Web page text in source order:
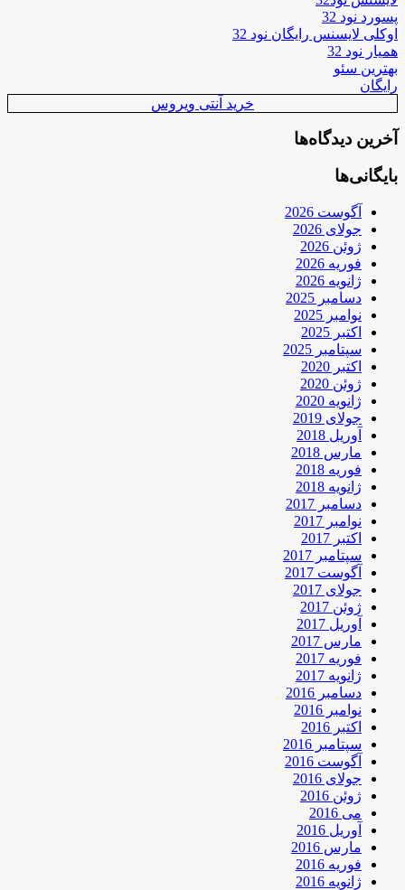
پسورد نود 32
اوکلی لایسنس رایگان نود 32
همیار نود 32
بهترین سئو
رایگان
خرید آنتی ویروس
آخرین دیدگاه‌ها
بایگانی‌ها
آگوست 2026
جولای 2026
ژوئن 2026
فوریه 2026
ژانویه 2026
دسامبر 2025
نوامبر 2025
اکتبر 2025
سپتامبر 2025
اکتبر 2020
ژوئن 2020
ژانویه 2020
جولای 2019
آوریل 2018
مارس 2018
فوریه 2018
ژانویه 2018
دسامبر 2017
نوامبر 2017
اکتبر 2017
سپتامبر 2017
آگوست 2017
جولای 2017
ژوئن 2017
آوریل 2017
مارس 2017
فوریه 2017
ژانویه 2017
دسامبر 2016
نوامبر 2016
اکتبر 2016
سپتامبر 2016
آگوست 2016
جولای 2016
ژوئن 2016
می 2016
آوریل 2016
مارس 2016
فوریه 2016
ژانویه 2016